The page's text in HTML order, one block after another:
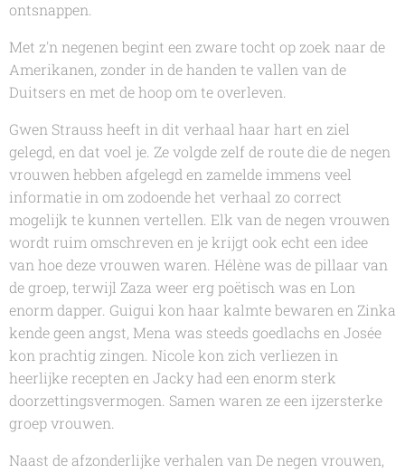
ontsnappen.
Met z'n negenen begint een zware tocht op zoek naar de
Amerikanen, zonder in de handen te vallen van de
Duitsers en met de hoop om te overleven.
Gwen Strauss heeft in dit verhaal haar hart en ziel
gelegd, en dat voel je. Ze volgde zelf de route die de negen
vrouwen hebben afgelegd en zamelde immens veel
informatie in om zodoende het verhaal zo correct
mogelijk te kunnen vertellen. Elk van de negen vrouwen
wordt ruim omschreven en je krijgt ook echt een idee
van hoe deze vrouwen waren. Hélène was de pillaar van
de groep, terwijl Zaza weer erg poëtisch was en Lon
enorm dapper. Guigui kon haar kalmte bewaren en Zinka
kende geen angst, Mena was steeds goedlachs en Josée
kon prachtig zingen. Nicole kon zich verliezen in
heerlijke recepten en Jacky had een enorm sterk
doorzettingsvermogen. Samen waren ze een ijzersterke
groep vrouwen.
Naast de afzonderlijke verhalen van De negen vrouwen,